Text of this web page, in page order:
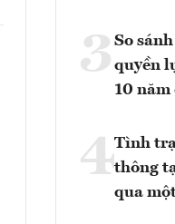
3 So
quyền
10 năm
4Tình
thông
qua